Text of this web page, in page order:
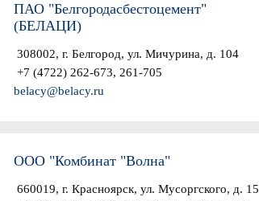
ПАО "Белгородасбестоцемент"
(БЕЛАЦИ)
308002, г. Белгород, ул. Мичурина, д. 104
+7 (4722) 262-673, 261-705
belacy@belacy.ru
ООО "Комбинат "Волна"
660019, г. Красноярск, ул. Мусоргского, д. 15